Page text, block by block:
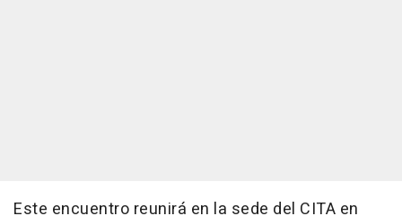
Este encuentro reunirá en la sede del CITA en